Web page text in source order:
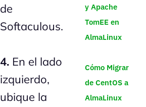
de
Softaculous.
4. En el lado
izquierdo,
ubique la
y Apache
TomEE en
AlmaLinux
Cómo Migrar
de CentOS a
AlmaLinux